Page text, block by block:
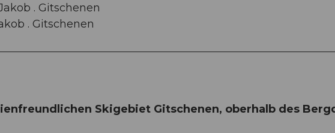
. Gitschenen
. Gitschenen
Skigebiet Gitschenen, oberhalb des